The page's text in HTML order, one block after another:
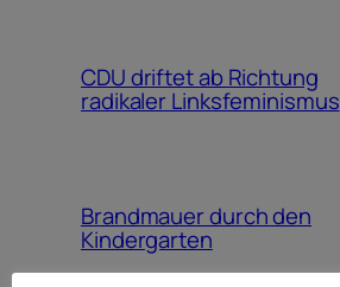
CDU driftet ab Richtung
radikaler Linksfeminismus
Brandmauer durch den
Kindergarten